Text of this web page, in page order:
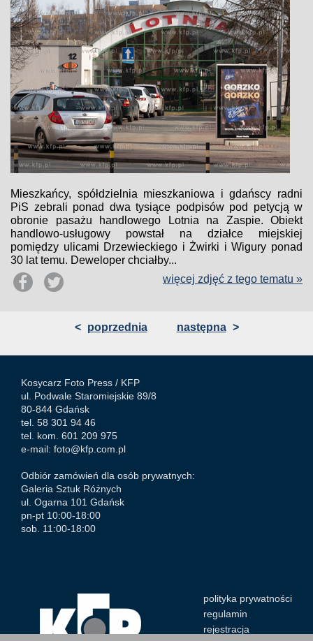
Mieszkańcy, spółdzielnia mieszkaniowa i gdańscy radni
PiS zebrali ponad dwa tysiące podpisów pod petycją w
obronie pasażu handlowego Lotnia na Zaspie. Obiekt
handlowo-usługowy powstał na działce miejskiej
pomiędzy ulicami Drzewieckiego i Żwirki i Wigury ponad
30 lat temu. Deweloper chciałby...
więcej zdjęć z tego tematu »
< poprzednia następna >
Kosycarz Foto Press / KFP
ul. Podwale Staromiejskie 89/8
80-844 Gdańsk
tel. 58 301 94 46
tel. kom. 601 209 975
e-mail: foto@kfp.com.pl
Odbiór zamówień dla osób prywatnych:
Galeria Sztuk Różnych
ul. Ogarna 101 Gdańsk
pn-pt 10:00-18:00
sob. 11:00-18:00
polityka prywatności
regulamin
rejestracja